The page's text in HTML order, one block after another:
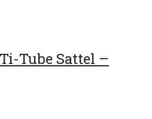
Tube Sattel –